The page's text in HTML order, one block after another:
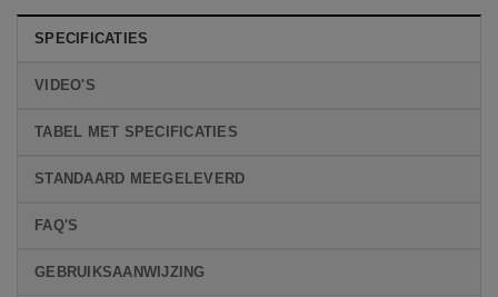
SPECIFICATIES
VIDEO'S
TABEL MET SPECIFICATIES
STANDAARD MEEGELEVERD
FAQ'S
GEBRUIKSAANWIJZING